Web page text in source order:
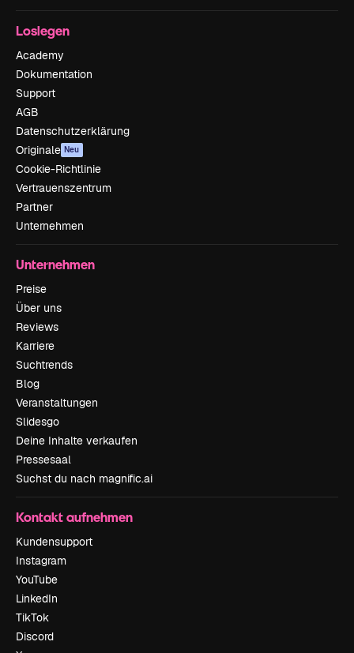
Loslegen
Academy
Dokumentation
Support
AGB
Datenschutzerklärung
Originale Neu
Cookie-Richtlinie
Vertrauenszentrum
Partner
Unternehmen
Unternehmen
Preise
Über uns
Reviews
Karriere
Suchtrends
Blog
Veranstaltungen
Slidesgo
Deine Inhalte verkaufen
Pressesaal
Suchst du nach magnific.ai
Kontakt aufnehmen
Kundensupport
Instagram
YouTube
LinkedIn
TikTok
Discord